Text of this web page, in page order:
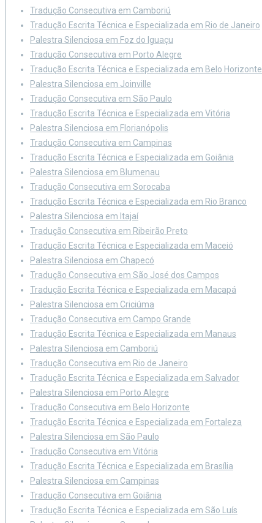
Tradução Consecutiva em Camboriú
Tradução Escrita Técnica e Especializada em Rio de Janeiro
Palestra Silenciosa em Foz do Iguaçu
Tradução Consecutiva em Porto Alegre
Tradução Escrita Técnica e Especializada em Belo Horizonte
Palestra Silenciosa em Joinville
Tradução Consecutiva em São Paulo
Tradução Escrita Técnica e Especializada em Vitória
Palestra Silenciosa em Florianópolis
Tradução Consecutiva em Campinas
Tradução Escrita Técnica e Especializada em Goiânia
Palestra Silenciosa em Blumenau
Tradução Consecutiva em Sorocaba
Tradução Escrita Técnica e Especializada em Rio Branco
Palestra Silenciosa em Itajaí
Tradução Consecutiva em Ribeirão Preto
Tradução Escrita Técnica e Especializada em Maceió
Palestra Silenciosa em Chapecó
Tradução Consecutiva em São José dos Campos
Tradução Escrita Técnica e Especializada em Macapá
Palestra Silenciosa em Criciúma
Tradução Consecutiva em Campo Grande
Tradução Escrita Técnica e Especializada em Manaus
Palestra Silenciosa em Camboriú
Tradução Consecutiva em Rio de Janeiro
Tradução Escrita Técnica e Especializada em Salvador
Palestra Silenciosa em Porto Alegre
Tradução Consecutiva em Belo Horizonte
Tradução Escrita Técnica e Especializada em Fortaleza
Palestra Silenciosa em São Paulo
Tradução Consecutiva em Vitória
Tradução Escrita Técnica e Especializada em Brasília
Palestra Silenciosa em Campinas
Tradução Consecutiva em Goiânia
Tradução Escrita Técnica e Especializada em São Luís